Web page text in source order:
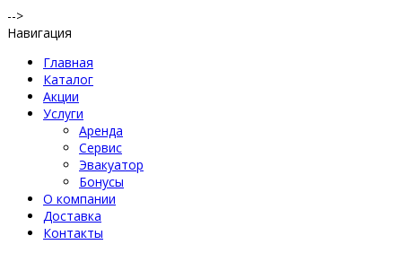
-->
Навигация
Главная
Каталог
Акции
Услуги
Аренда
Сервис
Эвакуатор
Бонусы
О компании
Доставка
Контакты